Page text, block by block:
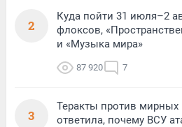
2
Куда пойти 31 июля–2
флоксов,
и «Музыка мира»
87 920 7
3
Теракты против мирных
ответила, почему ВСУ